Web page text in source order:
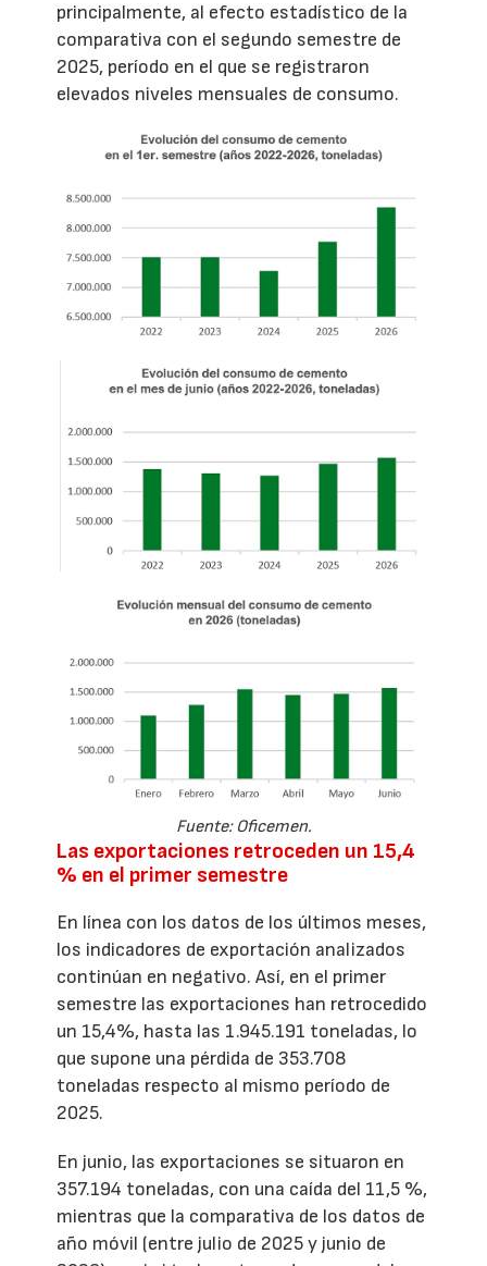
principalmente, al efecto estadístico de la
comparativa con el segundo semestre de
2025, período en el que se registraron
elevados niveles mensuales de consumo.
Fuente: Oficemen.
Las exportaciones retroceden un 15,4
% en el primer semestre
En línea con los datos de los últimos meses,
los indicadores de exportación analizados
continúan en negativo. Así, en el primer
semestre las exportaciones han retrocedido
un 15,4%, hasta las 1.945.191 toneladas, lo
que supone una pérdida de 353.708
toneladas respecto al mismo período de
2025.
En junio, las exportaciones se situaron en
357.194 toneladas, con una caída del 11,5 %,
mientras que la comparativa de los datos de
año móvil (entre julio de 2025 y junio de